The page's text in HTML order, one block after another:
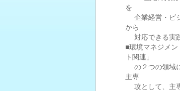
を
企業経営・ビ
から
対応できる実
■環境マネジメ
ト関連」
の２つの領域
主専
攻として、主